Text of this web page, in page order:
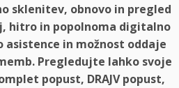
sklenitev, obnovo in pregled
hitro in popolnoma digitalno
asistence in možnost oddaje
Pregledujte lahko svoje
popust, DRAJV popust,